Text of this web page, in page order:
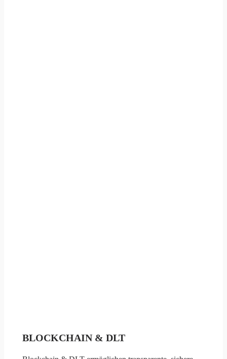
BLOCKCHAIN & DLT